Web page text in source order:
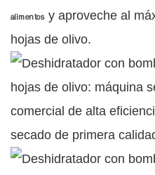
alimentos y aproveche al
hojas de olivo.